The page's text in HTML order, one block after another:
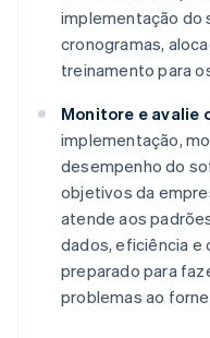
implementação do
cronogramas,
treinamento para
Monitore e avalie
implementação,
desempenho do
objetivos da
atende aos
dados, eficiência
preparado para
problemas ao